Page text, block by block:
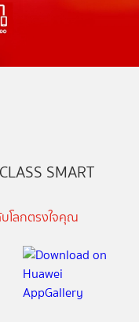
SMART
โลกตรงใจคุณ